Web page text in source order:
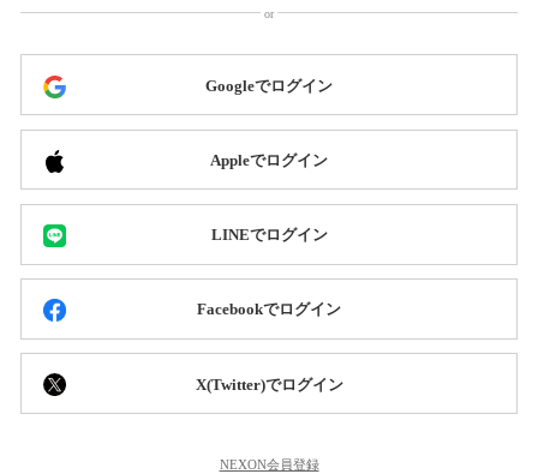
Googleでログイン
Appleでログイン
LINEでログイン
Facebookでログイン
X(Twitter)でログイン
NEXON会員登録